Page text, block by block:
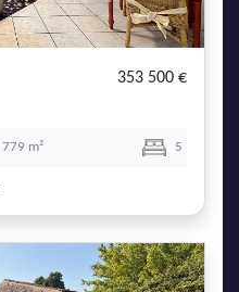
353 500 €
779 m² 5